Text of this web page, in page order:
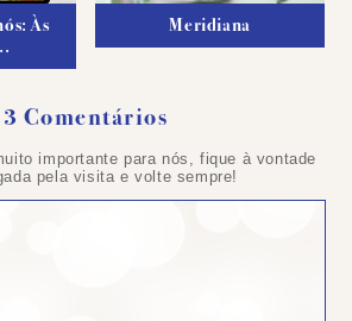
Às
Meridiana
3 Comentários
importante para nós, fique à vontade
pela visita e volte sempre!